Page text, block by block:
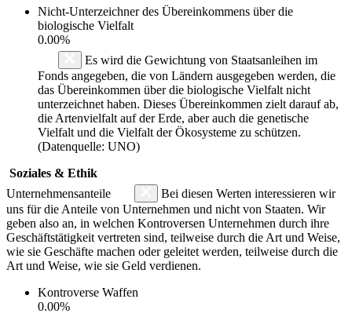
Nicht-Unterzeichner des Übereinkommens über die
biologische Vielfalt
0.00%
Es wird die Gewichtung von Staatsanleihen im
Fonds angegeben, die von Ländern ausgegeben werden, die
das Übereinkommen über die biologische Vielfalt nicht
unterzeichnet haben. Dieses Übereinkommen zielt darauf ab,
die Artenvielfalt auf der Erde, aber auch die genetische
Vielfalt und die Vielfalt der Ökosysteme zu schützen.
(Datenquelle: UNO)
Soziales & Ethik
Unternehmensanteile
Bei diesen Werten interessieren wir
uns für die Anteile von Unternehmen und nicht von Staaten. Wir
geben also an, in welchen Kontroversen Unternehmen durch ihre
Geschäftstätigkeit vertreten sind, teilweise durch die Art und Weise,
wie sie Geschäfte machen oder geleitet werden, teilweise durch die
Art und Weise, wie sie Geld verdienen.
Kontroverse Waffen
0.00%